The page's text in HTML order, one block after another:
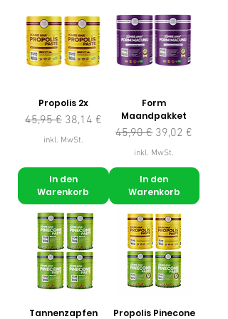
Propolis 2x
Standardpreis
45,95 € Sale-Preis
38,14 €
inkl. MwSt.
In den
Warenkorb
Form
Maandpakket
Standardpreis
45,90 € Sale-Preis
39,02 €
inkl. MwSt.
In den
Warenkorb
Tannenzapfen
Propolis Pinecone